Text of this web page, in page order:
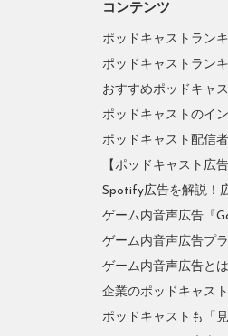
コンテンツ
ポッドキャストラン
ポッドキャストラン
おすすめポッドキャ
ポッドキャストのイ
ポッドキャスト配信
【ポッドキャスト広
Spotify広告を解説！
ゲーム内音声広告『
ゲーム内音声広告プ
ゲーム内音声広告と
企業のポッドキャス
ポッドキャストも「